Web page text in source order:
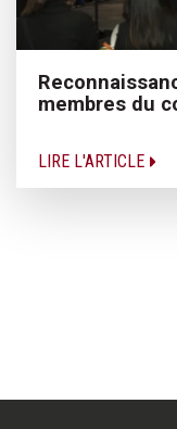
membres du
LIRE L'ARTICLE